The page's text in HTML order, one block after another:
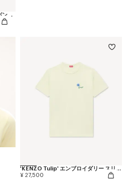
'KENZO Signature' ストレート パンツ イン ジャパニーズ デニム
'KENZO Tulip' エンブロイダリー スリム Tシャツ イン コットン
¥ 27,500